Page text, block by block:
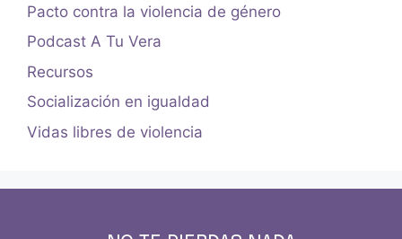
Pacto contra la violencia de género
Podcast A Tu Vera
Recursos
Socialización en igualdad
Vidas libres de violencia